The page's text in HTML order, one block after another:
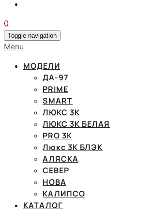
0
Toggle navigation
Menu
МОДЕЛИ
ДА-97
PRIME
SMART
ЛЮКС 3К
ЛЮКС 3К БЕЛАЯ
PRO 3K
Люкс 3К БЛЭК
АЛЯСКА
СЕВЕР
НОВА
КАЛИПСО
КАТАЛОГ